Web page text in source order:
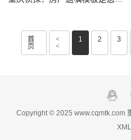
首
页
<
<
1 2 3
Copyright © 2025 www.cqmtk.com